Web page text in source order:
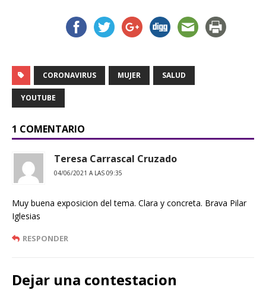
CORONAVIRUS MUJER SALUD
YOUTUBE
1 COMENTARIO
Teresa Carrascal Cruzado
04/06/2021 A LAS 09:35
Muy buena exposicion del tema. Clara y concreta. Brava Pilar
Iglesias
RESPONDER
Dejar una contestacion